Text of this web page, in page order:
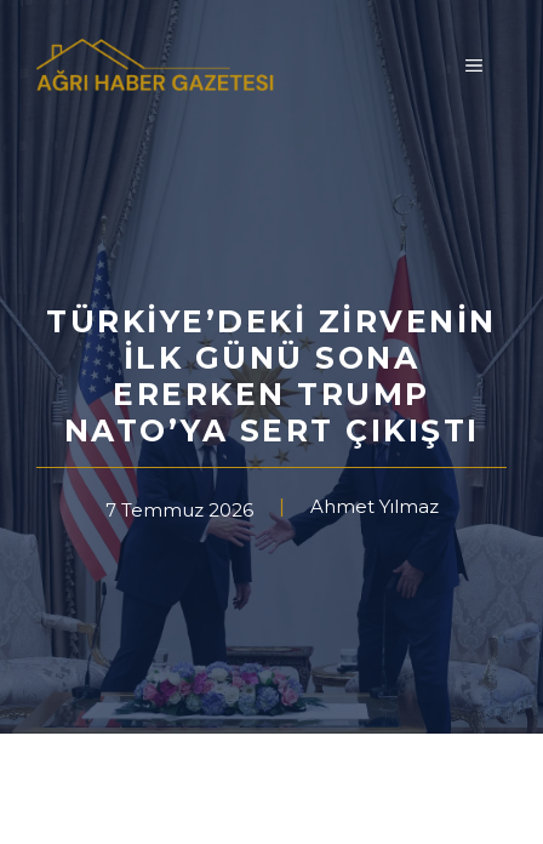
MENÜ
TÜRKIYE’DEKI ZIRVENIN
ILK GÜNÜ SONA
ERERKEN TRUMP
NATO’YA SERT ÇIKIŞTI
7 Temmuz 2026 Ahmet Yılmaz